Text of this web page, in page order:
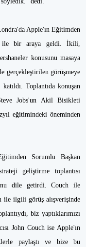
Apple'ın Eğitimden
ile bir araya geldi. İkili,
konusunu masaya
gerçekleştirilen görüşmeye
Toplantıda konuşan
Jobs'un Akil Bisikleti
eğitimindeki öneminden
Sorumlu Başkan
geliştirme toplantısı
dile getirdi. Couch ile
ile ilgili görüş alışverişinde
biz yaptıklarımızı
John Couch ise Apple'ın
paylaştı ve bize bu